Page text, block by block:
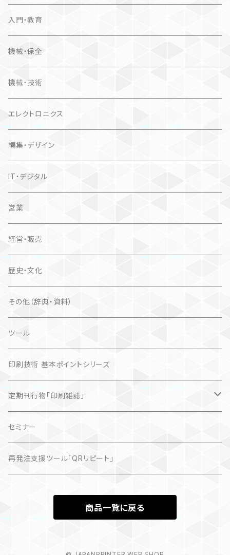
入門・教育
機械・保全
機械・技術
エレクトロニクス
編集・デザイン
IT・デジタル
営業
経営・販売
歴史・文化
その他（辞典・資料）
ツール
印刷技術 基本ポイントシリーズ
定期刊行物「印刷雑誌」
記事（デジタル販売）
セミナー
再発注支援ツール「QRリピート」
商品一覧に戻る